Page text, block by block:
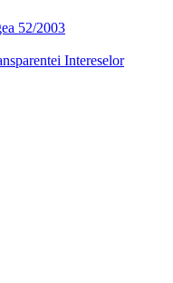
52/2003
Intereselor